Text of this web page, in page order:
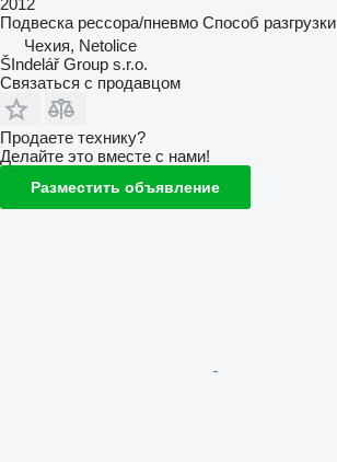
2012
Подвеска рессора/пневмо Способ разгрузки
Чехия, Netolice
ŠIndelář Group s.r.o.
Связаться с продавцом
Продаете технику?
Делайте это вместе с нами!
Разместить объявление